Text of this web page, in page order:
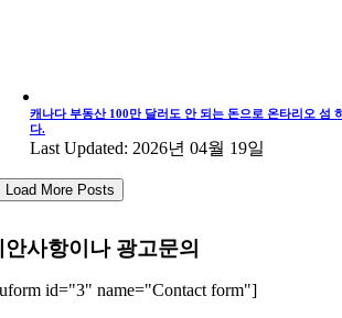
캐나다 부동산 100만 달러도 안 되는 돈으로 온타리오 섬
다.
Last Updated: 2026년 04월 19일
Load More Posts
안사항이나 광고문의
id="3" name="Contact form"]